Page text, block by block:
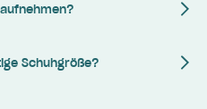
Schuhgröße?